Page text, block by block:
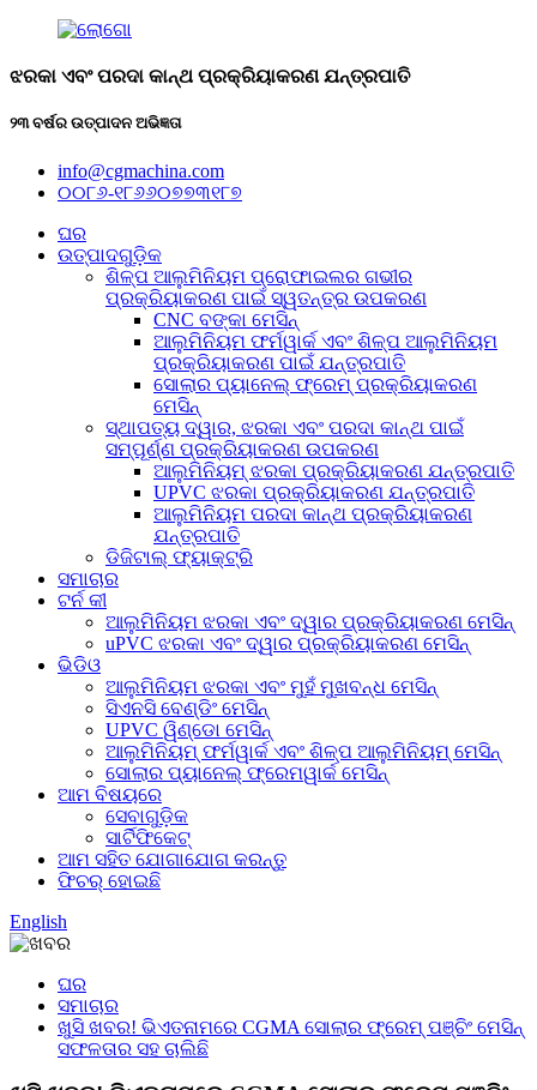
ଝରକା ଏବଂ ପରଦା କାନ୍ଥ ପ୍ରକ୍ରିୟାକରଣ ଯନ୍ତ୍ରପାତି
୨୩ ବର୍ଷର ଉତ୍ପାଦନ ଅଭିଜ୍ଞତା
info@cgmachina.com
୦୦୮୬-୧୮୬୬୦୭୭୩୧୮୭
ଘର
ଉତ୍ପାଦଗୁଡ଼ିକ
ଶିଳ୍ପ ଆଲୁମିନିୟମ ପ୍ରୋଫାଇଲର ଗଭୀର
ପ୍ରକ୍ରିୟାକରଣ ପାଇଁ ସ୍ୱତନ୍ତ୍ର ଉପକରଣ
CNC ବଙ୍କା ମେସିନ୍
ଆଲୁମିନିୟମ ଫର୍ମୱାର୍କ ଏବଂ ଶିଳ୍ପ ଆଲୁମିନିୟମ
ପ୍ରକ୍ରିୟାକରଣ ପାଇଁ ଯନ୍ତ୍ରପାତି
ସୋଲାର ପ୍ୟାନେଲ୍ ଫ୍ରେମ୍ ପ୍ରକ୍ରିୟାକରଣ
ମେସିନ୍
ସ୍ଥାପତ୍ୟ ଦ୍ୱାର, ଝରକା ଏବଂ ପରଦା କାନ୍ଥ ପାଇଁ
ସମ୍ପୂର୍ଣ୍ଣ ପ୍ରକ୍ରିୟାକରଣ ଉପକରଣ
ଆଲୁମିନିୟମ୍ ଝରକା ପ୍ରକ୍ରିୟାକରଣ ଯନ୍ତ୍ରପାତି
UPVC ଝରକା ପ୍ରକ୍ରିୟାକରଣ ଯନ୍ତ୍ରପାତି
ଆଲୁମିନିୟମ ପରଦା କାନ୍ଥ ପ୍ରକ୍ରିୟାକରଣ
ଯନ୍ତ୍ରପାତି
ଡିଜିଟାଲ୍ ଫ୍ୟାକ୍ଟ୍ରି
ସମାଚାର
ଟର୍ନ କୀ
ଆଲୁମିନିୟମ ଝରକା ଏବଂ ଦ୍ୱାର ପ୍ରକ୍ରିୟାକରଣ ମେସିନ୍
uPVC ଝରକା ଏବଂ ଦ୍ୱାର ପ୍ରକ୍ରିୟାକରଣ ମେସିନ୍
ଭିଡିଓ
ଆଲୁମିନିୟମ ଝରକା ଏବଂ ମୁହଁ ମୁଖବନ୍ଧ ମେସିନ୍
ସିଏନସି ବେଣ୍ଡିଂ ମେସିନ୍
UPVC ୱିଣ୍ଡୋ ମେସିନ୍
ଆଲୁମିନିୟମ୍ ଫର୍ମୱାର୍କ ଏବଂ ଶିଳ୍ପ ଆଲୁମିନିୟମ୍ ମେସିନ୍
ସୋଲାର ପ୍ୟାନେଲ୍ ଫ୍ରେମୱାର୍କ ମେସିନ୍
ଆମ ବିଷୟରେ
ସେବାଗୁଡ଼ିକ
ସାର୍ଟିଫିକେଟ୍
ଆମ ସହିତ ଯୋଗାଯୋଗ କରନ୍ତୁ
ଫିଚର୍ ହୋଇଛି
English
ଘର
ସମାଚାର
ଖୁସି ଖବର! ଭିଏତନାମରେ CGMA ସୋଲାର ଫ୍ରେମ୍ ପଞ୍ଚିଂ ମେସିନ୍
ସଫଳତାର ସହ ଚାଲିଛି